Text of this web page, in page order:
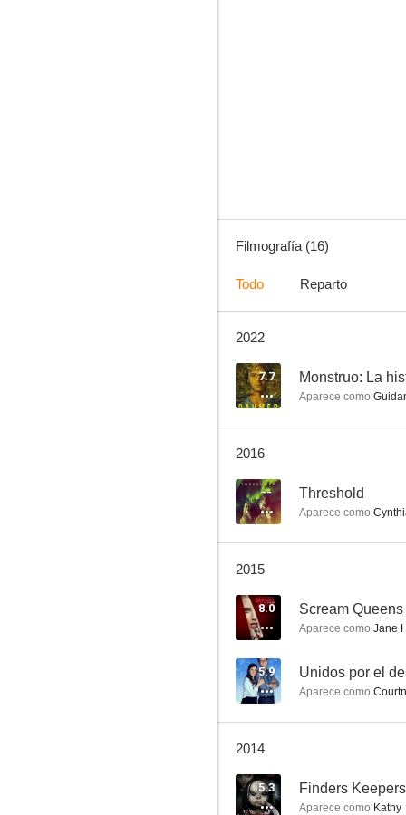
7.0
--
Filmografía (16)
Todo Reparto
2022
7.7 Monstruo: La
Aparece como
2016
-- Threshold
Aparece como
2015
8.0 Scream Queens
Aparece como Jane
5.9 Unidos por el
Aparece como
2014
5.3 Finders Keepers
Aparece como Kathy